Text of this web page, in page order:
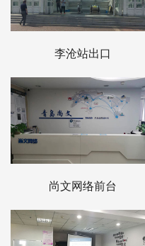
李沧站出口
尚文网络前台